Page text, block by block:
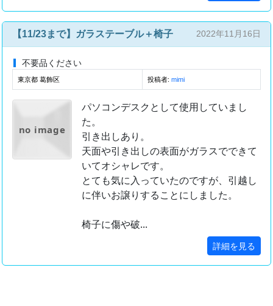
【11/23まで】ガラステーブル＋椅子 2022年11月16日
不要品ください
東京都 葛飾区 投稿者: mimi
no image
パソコンデスクとして使用していまし
た。
引き出しあり。
天面や引き出しの表面がガラスでできて
いてオシャレです。
とても気に入っていたのですが、引越し
に伴いお譲りすることにしました。
椅子に傷や破...
詳細を見る